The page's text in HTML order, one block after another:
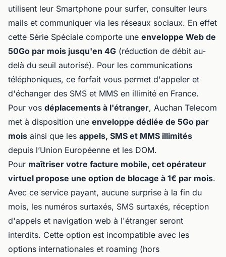
utilisent leur Smartphone pour surfer, consulter leurs
mails et communiquer via les réseaux sociaux. En effet
cette Série Spéciale comporte une enveloppe Web de
50Go par mois jusqu'en 4G (réduction de débit au-
delà du seuil autorisé). Pour les communications
téléphoniques, ce forfait vous permet d'appeler et
d'échanger des SMS et MMS en illimité en France.
Pour vos déplacements à l'étranger, Auchan Telecom
met à disposition une enveloppe dédiée de 5Go par
mois ainsi que les appels, SMS et MMS illimités
depuis l’Union Européenne et les DOM.
Pour maîtriser votre facture mobile, cet opérateur
virtuel propose une option de blocage à 1€ par mois.
Avec ce service payant, aucune surprise à la fin du
mois, les numéros surtaxés, SMS surtaxés, réception
d'appels et navigation web à l'étranger seront
interdits. Cette option est incompatible avec les
options internationales et roaming (hors